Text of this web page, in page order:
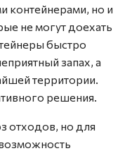
контейнерами, но и
не могут доехать
быстро
запах, а
территории.
решения.
отходов, но для